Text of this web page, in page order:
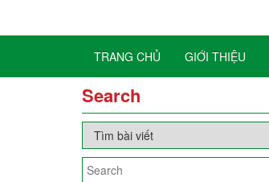
TRANG CHỦ GIỚI THIỆU
Search